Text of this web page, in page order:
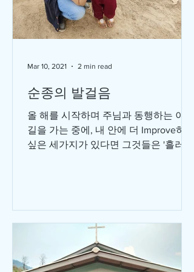
순종의 발걸음
올 해를 시작하며 주님과 동행하는 이
길을 가는 중에, 내 안에 더 Improve하고
싶은 세가지가 있다면 그것들은 '흘러넘
Mar 10, 2021 2 min read